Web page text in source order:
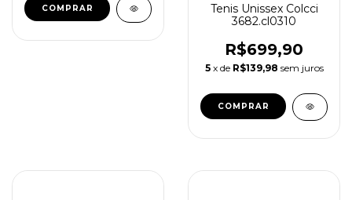
COMPRAR
Tenis Unissex Colcci
3682.cl0310
R$699,90
5 x de R$139,98 sem juros
COMPRAR